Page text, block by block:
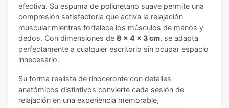
efectiva. Su espuma de poliuretano suave permite una
compresión satisfactoria que activa la relajación
muscular mientras fortalece los músculos de manos y
dedos. Con dimensiones de 8 x 4 x 3 cm, se adapta
perfectamente a cualquier escritorio sin ocupar espacio
innecesario.
Su forma realista de rinoceronte con detalles
anatómicos distintivos convierte cada sesión de
relajación en una experiencia memorable,